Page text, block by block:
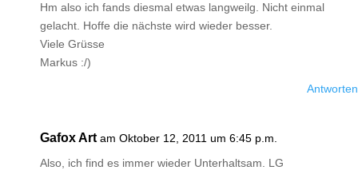
Hm also ich fands diesmal etwas langweilg. Nicht einmal
gelacht. Hoffe die nächste wird wieder besser.
Viele Grüsse
Markus :/)
Antworten
Gafox Art am Oktober 12, 2011 um 6:45 p.m.
Also, ich find es immer wieder Unterhaltsam. LG